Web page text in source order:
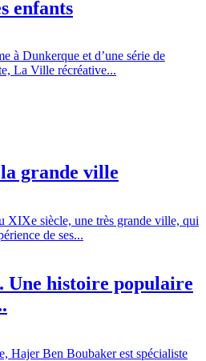
enfants
à Dunkerque et d’une série de
La Ville récréative...
grande ville
XIXe siècle, une très grande ville, qui
de ses...
Une histoire populaire
Hajer Ben Boubaker est spécialiste